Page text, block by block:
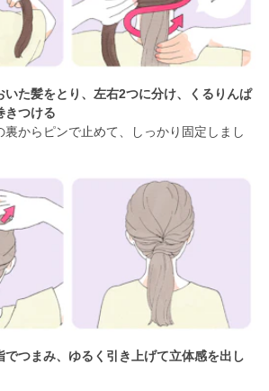
た髪をとり、左右2つに分け、くるりんぱ
きつける
からピンで止めて、しっかり固定しまし
つまみ、ゆるく引き上げて立体感を出し